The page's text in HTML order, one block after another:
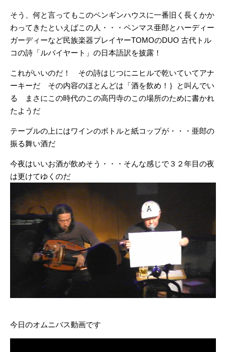
そう、何と言ってもこのペンギンハウスに一番旧く長くかか
わってきたといえばこの人・・・ペンマス亜郎とハーディー
ガーディーなど民族楽器プレイヤーTOMOのDUO 古代トル
コの詩「ルバイヤート」の日本語訳を披露！
これがいいのだ！ その詩はじつにニヒルで乾いていてアナ
ーキーだ その内容のほとんどは「酒を飲め！｝と叫んでい
る まさにこの時代のこの高円寺のこの場所のために書かれ
たようだ
テーブルの上にはワインのボトルと紙コップが・・・亜郎の
振る舞い酒だ
今夜はいいお酒が飲めそう・・・そんな感じで３２年目の夜
は更けてゆくのだ
今日のオムニバス動画です